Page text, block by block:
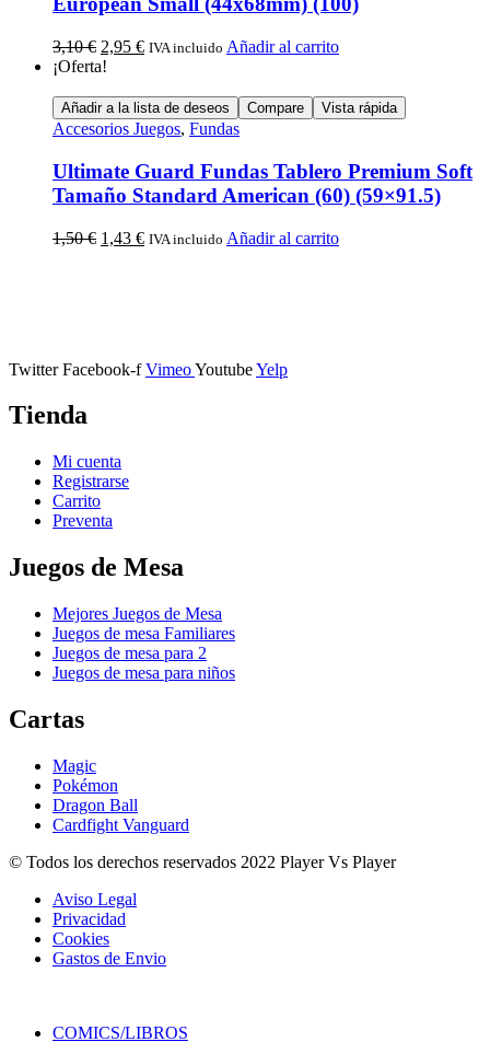
3,10€ 2,95 € IVA incluido Añadir al carrito
¡Oferta!
Añadir a la lista de deseos Compare Vista rápida
Accesorios Juegos, Fundas
Ultimate Guard Fundas Tablero Premium Soft
Tamaño Standard American (60) (59×91.5)
1,50€ 1,43 € IVA incluido Añadir al carrito
Twitter Facebook-f VimeoYoutubeYelp
Tienda
Mi cuenta
Registrarse
Carrito
Preventa
Juegos de Mesa
Mejores Juegos de Mesa
Juegos de mesa Familiares
Juegos de mesa para 2
Juegos de mesa para niños
Cartas
Magic
Pokémon
Dragon Ball
Cardfight Vanguard
© Todos los derechos reservados 2022 Player Vs Player
Aviso Legal
Privacidad
Cookies
Gastos de Envio
COMICS/LIBROS